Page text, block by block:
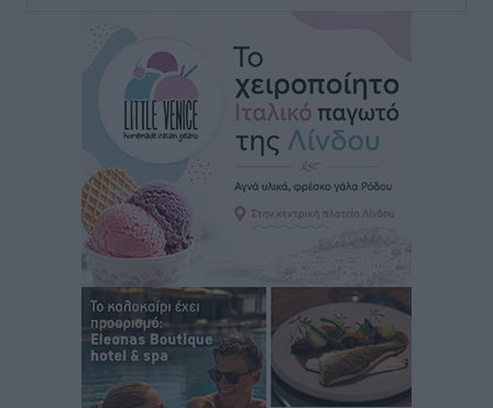
Τοπικές Ειδήσεις
Τα φοιτητικά ενοίκια «τινάζουν στον αέρα» τους
οικογενειακούς προϋπολογισμούς
πριν 4 ώρες
Δύο νέοι ξενώνες παραδόθηκαν στις Ένοπλες
Δυνάμεις στη νήσο Ρω
Τοπικές Ειδήσεις• πριν 5 ώρες
Συνεχίζεται η έξοδος του Αυγούστου – Πάνω από
34.000 αναχωρούν σήμερα μόνο από τον Πειραιά